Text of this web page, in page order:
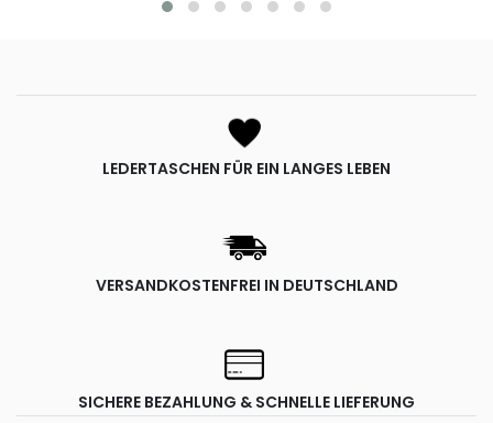
LEDERTASCHEN FÜR EIN LANGES LEBEN
VERSANDKOSTENFREI IN DEUTSCHLAND
SICHERE BEZAHLUNG & SCHNELLE LIEFERUNG